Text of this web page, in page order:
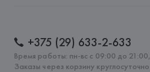
+375 (29) 633-2-633
Время работы: пн-вс с 09:00 до 21:00,
Заказы через корзину круглосуточно